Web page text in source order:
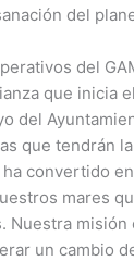
del
del
que inicia
del
que tendrán
convertido
mares
Nuestra
un cambio